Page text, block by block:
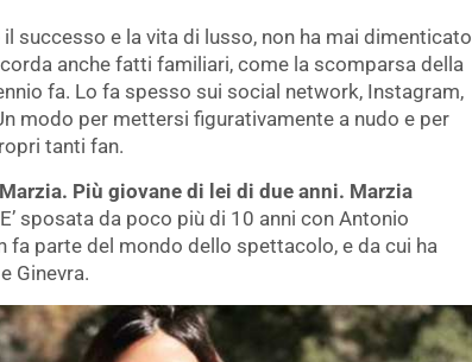
successo e la vita di lusso, non ha mai dimenticato
anche fatti familiari, come la scomparsa della
fa. Lo fa spesso sui social network, Instagram,
modo per mettersi figurativamente a nudo e per
tanti fan.
Marzia. Più giovane di lei di due anni. Marzia
sposata da poco più di 10 anni con Antonio
fa parte del mondo dello spettacolo, e da cui ha
Ginevra.